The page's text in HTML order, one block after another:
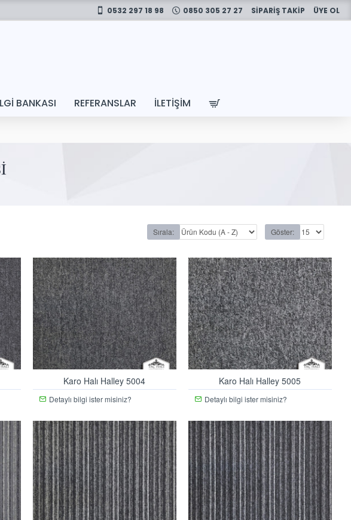
0532 297 18 98 0850 305 27 27 SİPARİŞ TAKİP ÜYE OL
BANKASI REFERANSLAR İLETIŞIM
Sırala: Göster:
Karo Halı Halley 5004
Detaylı bilgi ister misiniz?
Karo Halı Halley 5005
Detaylı bilgi ister misiniz?